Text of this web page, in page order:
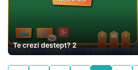
Te crezi destept? 2